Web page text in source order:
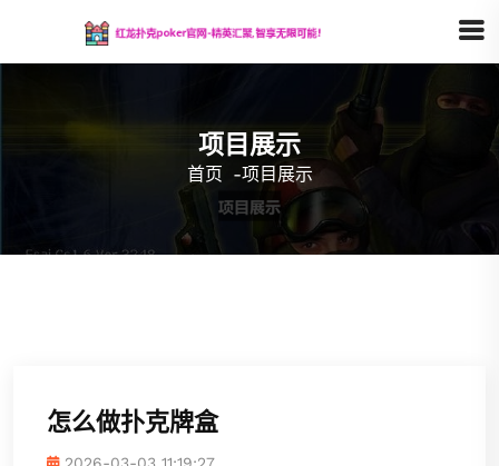
项目展示
首页 -项目展示
怎么做扑克牌盒